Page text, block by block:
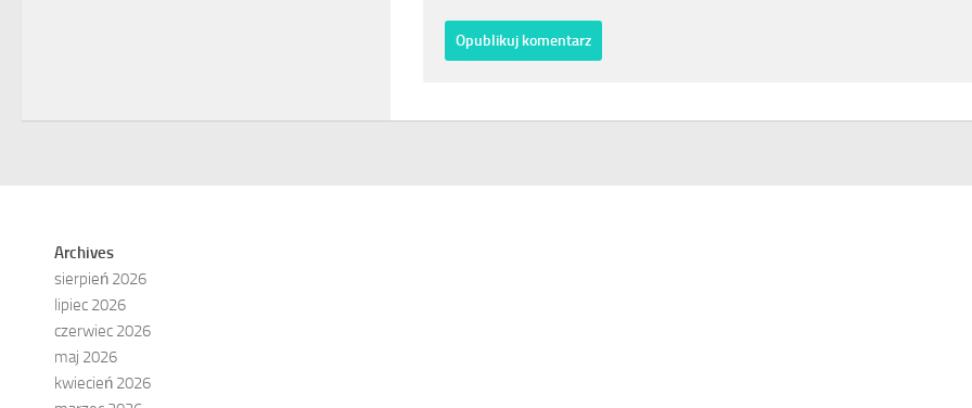
Archives
sierpień 2026
lipiec 2026
czerwiec 2026
maj 2026
kwiecień 2026